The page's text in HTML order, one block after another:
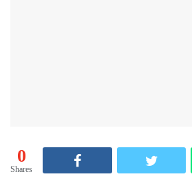
0
Shares